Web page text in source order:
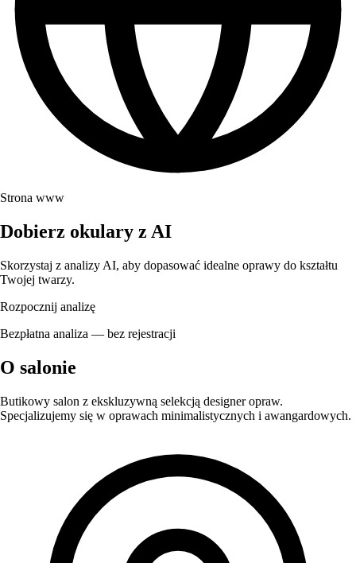
Strona www
Dobierz okulary z AI
Skorzystaj z analizy AI, aby dopasować idealne oprawy do kształtu
Twojej twarzy.
Rozpocznij analizę
Bezpłatna analiza — bez rejestracji
O salonie
Butikowy salon z ekskluzywną selekcją designer opraw.
Specjalizujemy się w oprawach minimalistycznych i awangardowych.